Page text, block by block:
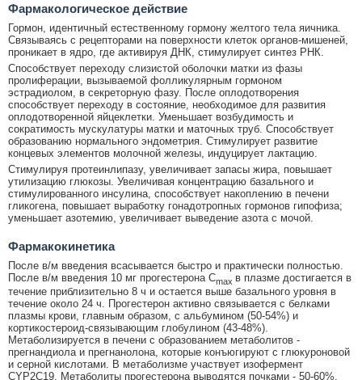
Фармакологическое действие
Гормон, идентичный естественному гормону желтого тела яичника.
Связываясь с рецепторами на поверхности клеток органов-мишеней,
проникает в ядро, где активируя ДНК, стимулирует синтез РНК.
Способствует переходу слизистой оболочки матки из фазы
пролиферации, вызываемой фолликулярным гормоном
эстрадиолом, в секреторную фазу. После оплодотворения
способствует переходу в состояние, необходимое для развития
оплодотворенной яйцеклетки. Уменьшает возбудимость и
сократимость мускулатуры матки и маточных труб. Способствует
образованию нормального эндометрия. Стимулирует развитие
концевых элементов молочной железы, индуцирует лактацию.
Стимулируя протеинлипазу, увеличивает запасы жира, повышает
утилизацию глюкозы. Увеличивая концентрацию базального и
стимулированного инсулина, способствует накоплению в печени
гликогена, повышает выработку гонадотропных гормонов гипофиза;
уменьшает азотемию, увеличивает выведение азота с мочой.
Фармакокинетика
После в/м введения всасывается быстро и практически полностью.
После в/м введения 10 мг прогестерона Cmax в плазме достигается в
течение приблизительно 8 ч и остается выше базального уровня в
течение около 24 ч. Прогестерон активно связывается с белками
плазмы крови, главным образом, с альбумином (50-54%) и
кортикостероид-связывающим глобулином (43-48%).
Метаболизируется в печени с образованием метаболитов -
прегнандиола и прегнанолона, которые конъюгируют с глюкуроновой
и серной кислотами. В метаболизме участвует изофермент
CYP2C19. Метаболиты прогестерона выводятся почками - 50-60%,